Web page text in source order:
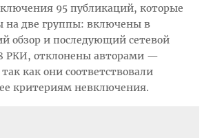
95 публикаций, которые
на две группы: включены в
обзор и последующий сетевой
РКИ, отклонены авторами —
как они соответствовали
критериям невключения.